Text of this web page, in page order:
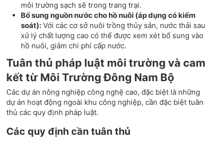
môi trường sạch sẽ trong trang trại.
Bổ sung nguồn nước cho hồ nuôi (áp dụng có kiểm
soát): Với các cơ sở nuôi trồng thủy sản, nước thải sau
xử lý chất lượng cao có thể được xem xét bổ sung vào
hồ nuôi, giảm chi phí cấp nước.
Tuân thủ pháp luật môi trường và cam
kết từ Môi Trường Đông Nam Bộ
Các dự án nông nghiệp công nghệ cao, đặc biệt là những
dự án hoạt động ngoài khu công nghiệp, cần đặc biệt tuân
thủ các quy định pháp luật.
Các quy định cần tuân thủ